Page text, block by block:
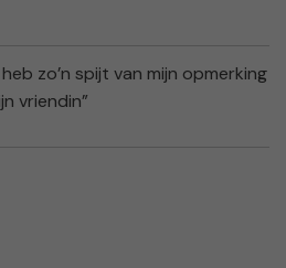
heb zo’n spijt van mijn opmerking
vriendin”